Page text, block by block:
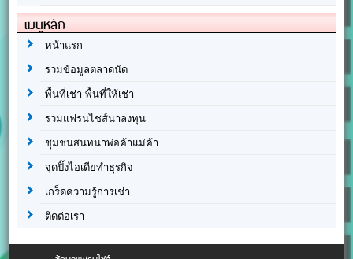
เมนูหลัก
หน้าแรก
รวมข้อมูลตลาดนัด
พื้นที่เช่า พื้นที่ให้เช่า
รวมแฟรนไชส์น่าลงทุน
ชุมชนสนทนาพ่อค้าแม่ค้า
จุดปิ๊งไอเดียทำธุรกิจ
เกร็ดความรู้การเช่า
ติดต่อเรา